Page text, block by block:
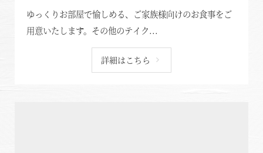
ゆっくりお部屋で愉しめる、ご家族様向けのお食事をご
用意いたします。その他のテイク...
詳細はこちら